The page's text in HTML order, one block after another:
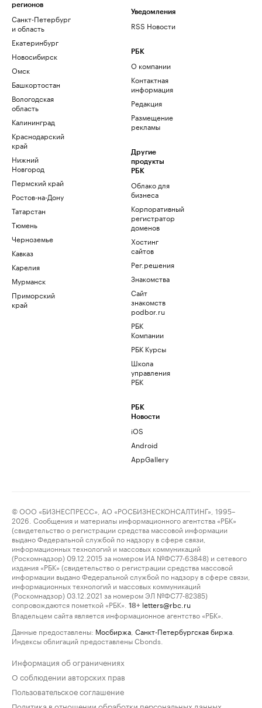
регионов
Санкт-Петербург
и область
Екатеринбург
Новосибирск
Омск
Башкортостан
Вологодская
область
Калининград
Краснодарский
край
Нижний
Новгород
Пермский край
Ростов-на-Дону
Татарстан
Тюмень
Черноземье
Кавказ
Карелия
Мурманск
Приморский
край
Уведомления
RSS Новости
РБК
О компании
Контактная
информация
Редакция
Размещение
рекламы
Другие
продукты
РБК
Облако для
бизнеса
Корпоративный
регистратор
доменов
Хостинг
сайтов
Рег.решения
Знакомства
Сайт
знакомств
podbor.ru
РБК
Компании
РБК Курсы
Школа
управления
РБК
РБК
Новости
iOS
Android
AppGallery
© ООО «БИЗНЕСПРЕСС», АО «РОСБИЗНЕСКОНСАЛТИНГ», 1995–
2026. Сообщения и материалы информационного агентства «РБК»
(свидетельство о регистрации средства массовой информации
выдано Федеральной службой по надзору в сфере связи,
информационных технологий и массовых коммуникаций
(Роскомнадзор) 09.12.2015 за номером ИА №ФС77-63848) и сетевого
издания «РБК» (свидетельство о регистрации средства массовой
информации выдано Федеральной службой по надзору в сфере связи,
информационных технологий и массовых коммуникаций
(Роскомнадзор) 03.12.2021 за номером ЭЛ №ФС77-82385)
сопровождаются пометкой «РБК».
18+ letters@rbc.ru
Владельцем сайта является информационное агентство «РБК».
Данные предоставлены: Мосбиржа Санкт-Петербургская биржа
Индексы облигаций предоставлены Cbonds.
Информация об ограничениях
О соблюдении авторских прав
Пользовательское соглашение